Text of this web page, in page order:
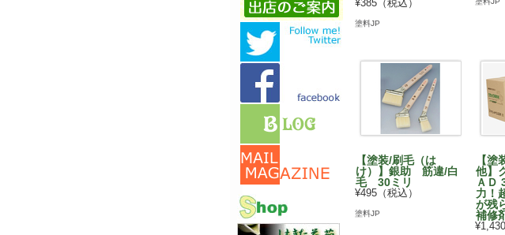
¥385（税込）
塗料JP
【塗装/刷毛（は
け）】銀助 筋違/白
毛 30ミリ
¥495（税込）
塗料JP
【塗
他】
ＡＤ
力！
が残
補修